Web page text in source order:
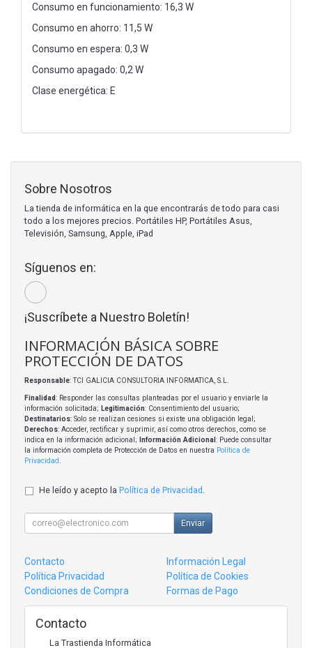
Consumo en funcionamiento: 16,3 W
Consumo en ahorro: 11,5 W
Consumo en espera: 0,3 W
Consumo apagado: 0,2 W
Clase energética: E
Sobre Nosotros
La tienda de informática en la que encontrarás de todo para casi
todo a los mejores precios. Portátiles HP, Portátiles Asus,
Televisión, Samsung, Apple, iPad
Síguenos en:
¡Suscríbete a Nuestro Boletín!
INFORMACIÓN BÁSICA SOBRE
PROTECCIÓN DE DATOS
Responsable: TCI GALICIA CONSULTORIA INFORMATICA, S.L.
Finalidad: Responder las consultas planteadas por el usuario y enviarle la
información solicitada; Legitimación: Consentimiento del usuario;
Destinatarios: Solo se realizan cesiones si existe una obligación legal;
Derechos: Acceder, rectificar y suprimir, así como otros derechos, como se
indica en la información adicional;
Información Adicional : Puede consultar
la información completa de Protección de Datos en nuestra Política de
Privacidad
He leído y acepto la Política de Privacidad
Enviar
Contacto
Información Legal
Política Privacidad
Política de Cookies
Condiciones de Compra
Formas de Pago
Contacto
La Trastienda Informática